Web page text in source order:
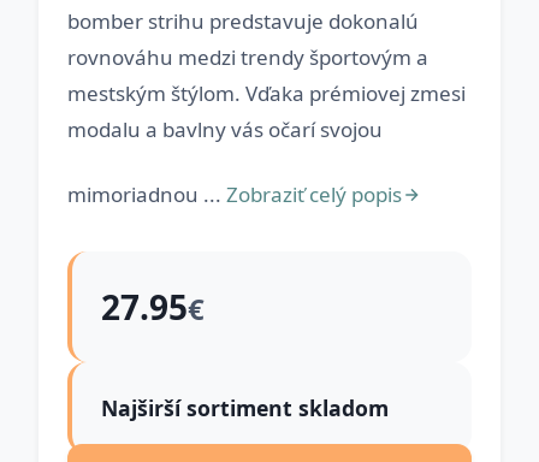
bomber strihu predstavuje dokonalú
rovnováhu medzi trendy športovým a
mestským štýlom. Vďaka prémiovej zmesi
modalu a bavlny vás očarí svojou
mimoriadnou ... Zobraziť celý popis
27.95€
Najširší sortiment skladom